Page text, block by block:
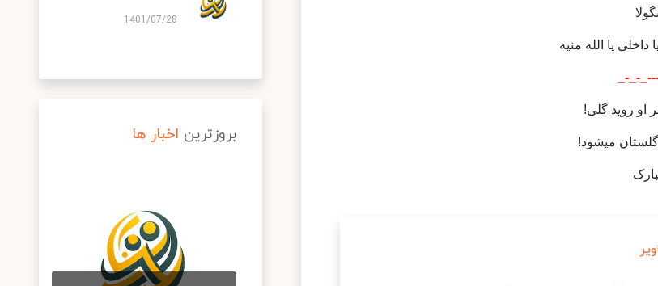
یا الله منیه
_-_-
او روید گلی!
گلستان میشود!
1401/07/28
بروزترین اخبار ها